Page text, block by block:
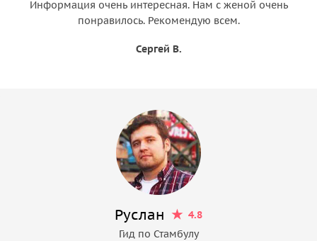
Информация очень интересная. Нам с женой очень
понравилось. Рекомендую всем.
Сергей В.
Руслан
4.8
Гид по Стамбулу